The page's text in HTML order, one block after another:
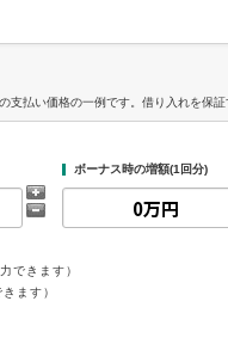
支払い価格の一例です。借り入れを保証
ボーナス時の増額(1回分)
できます）
ます）